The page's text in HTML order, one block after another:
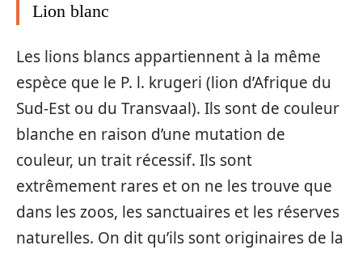
Lion blanc
Les lions blancs appartiennent à la même
espèce que le P. l. krugeri (lion d’Afrique du
Sud-Est ou du Transvaal). Ils sont de couleur
blanche en raison d’une mutation de
couleur, un trait récessif. Ils sont
extrêmement rares et on ne les trouve que
dans les zoos, les sanctuaires et les réserves
naturelles. On dit qu’ils sont originaires de la